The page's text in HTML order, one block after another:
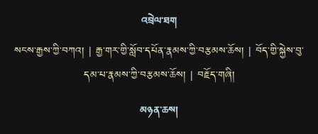
འབྲེལ་ཐག
སངས་རྒྱས་ཀྱི་བཀའ། | རྒྱ་གར་གྱི་སློབ་དཔོན་རྣམས་ཀྱི་བརྩམས་ཆོས། | བོད་གྱི་སྐྱེས་བུ་
དམ་པ་རྣམས་ཀྱི་བརྩམས་ཆོས། | བརྗོད་གཞི།
མཉན་ཆས།